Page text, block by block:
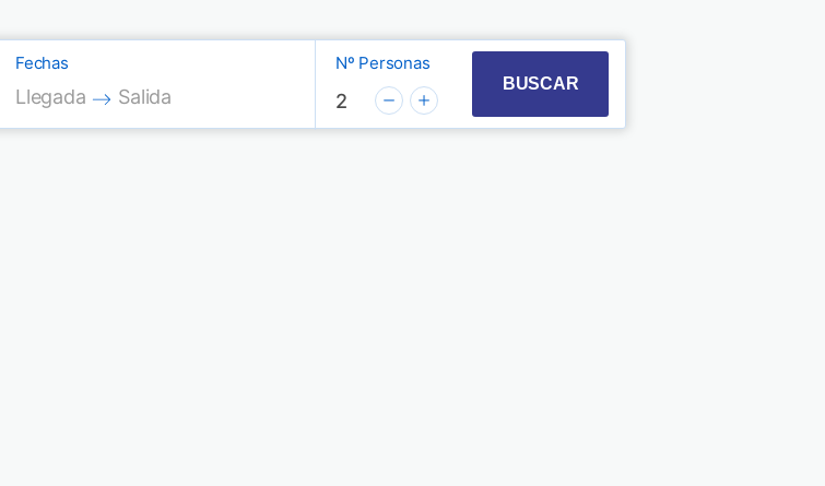
Fechas
Press the down arrow key to interact with the calendar and select a date. Press the
Llegada
Press the down arrow key to interact with the calendar and select a date.
Salida
Nº Personas
2
BUSCAR